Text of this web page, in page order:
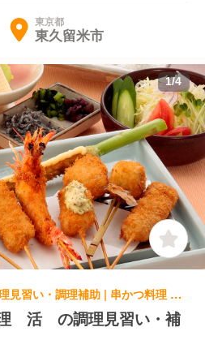
東京都
東久留米市
1/4
居酒屋, 串カツ・串揚げ | 調理見習い・調理補助 | 串かつ料理 活 ナビオ阪急店
理 活 の調理見習い・補